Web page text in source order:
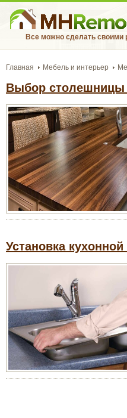
Все можно сделать своими
Главная Мебель и интерьер
Выбор столешницы
Установка